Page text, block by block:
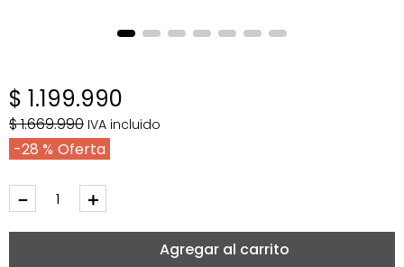
$ 1.199.990
$1.669.990 IVA incluido
28 %
＋
－
Agregar al carrito